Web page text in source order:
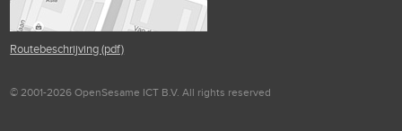
Routebeschrijving (pdf)
© 2001-2026 OpenSesame ICT B.V. All rights reserved